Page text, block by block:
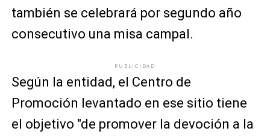
también se celebrará por segundo año
consecutivo una misa campal.
PUBLICIDAD
Según la entidad, el Centro de
Promoción levantado en ese sitio tiene
el objetivo "de promover la devoción a la